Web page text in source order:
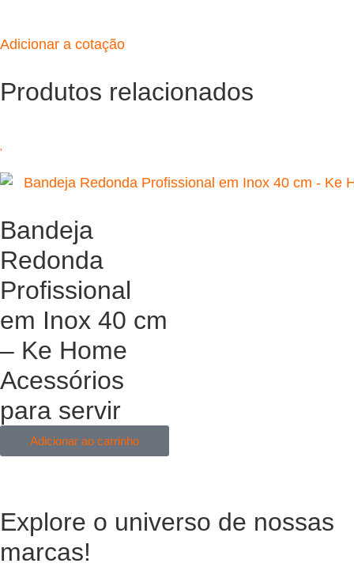
Adicionar a cotação
Produtos relacionados
Bandeja
Redonda
Profissional
em Inox 40 cm
– Ke Home
Acessórios
para servir
Adicionar ao carrinho
Explore o universo de nossas
marcas!